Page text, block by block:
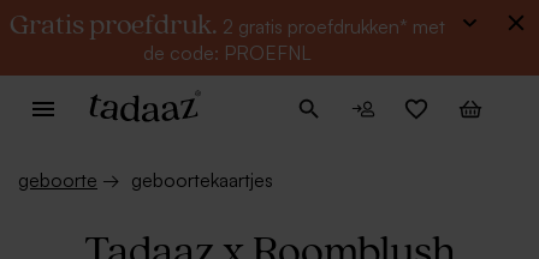
Gratis proefdruk. 2 gratis proefdrukken* met
de code: PROEFNL
geboorte → geboortekaartjes